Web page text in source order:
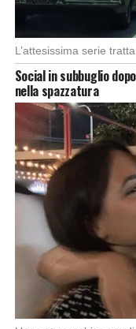
Social in subbuglio
nella spazzatura